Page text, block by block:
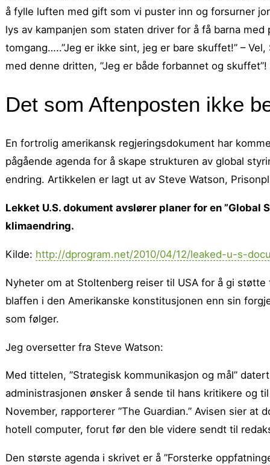
å fylle luften med gift som vi puster inn og forsurner
lys av kampanjen som staten driver for å få barna
tomgang…..”Jeg er ikke sint, jeg er bare skuffet!” –
med denne dritten, ”Jeg er både forbannet og skuffet”!
Det som Aftenposten ikke
En fortrolig amerikansk regjeringsdokument har
pågående agenda for å skape strukturen av global
endring. Artikkelen er lagt ut av Steve Watson,
Lekket U.S. dokument avslører planer for en
klimaendring.
Kilde: http://dprogram.net/2010/04/12/leaked-u-s-
Nyheter om at Stoltenberg reiser til USA for å gi
blaffen i den Amerikanske konstitusjonen enn sin
som følger.
Jeg oversetter fra Steve Watson:
Med tittelen, ”Strategisk kommunikasjon og mål”
administrasjonen ønsker å sende til hans kritikere og
November, rapporterer ”The Guardian.” Avisen sier
hotell computer, forut før den ble videre sendt til
Den største agenda i skrivet er å ”Forsterke